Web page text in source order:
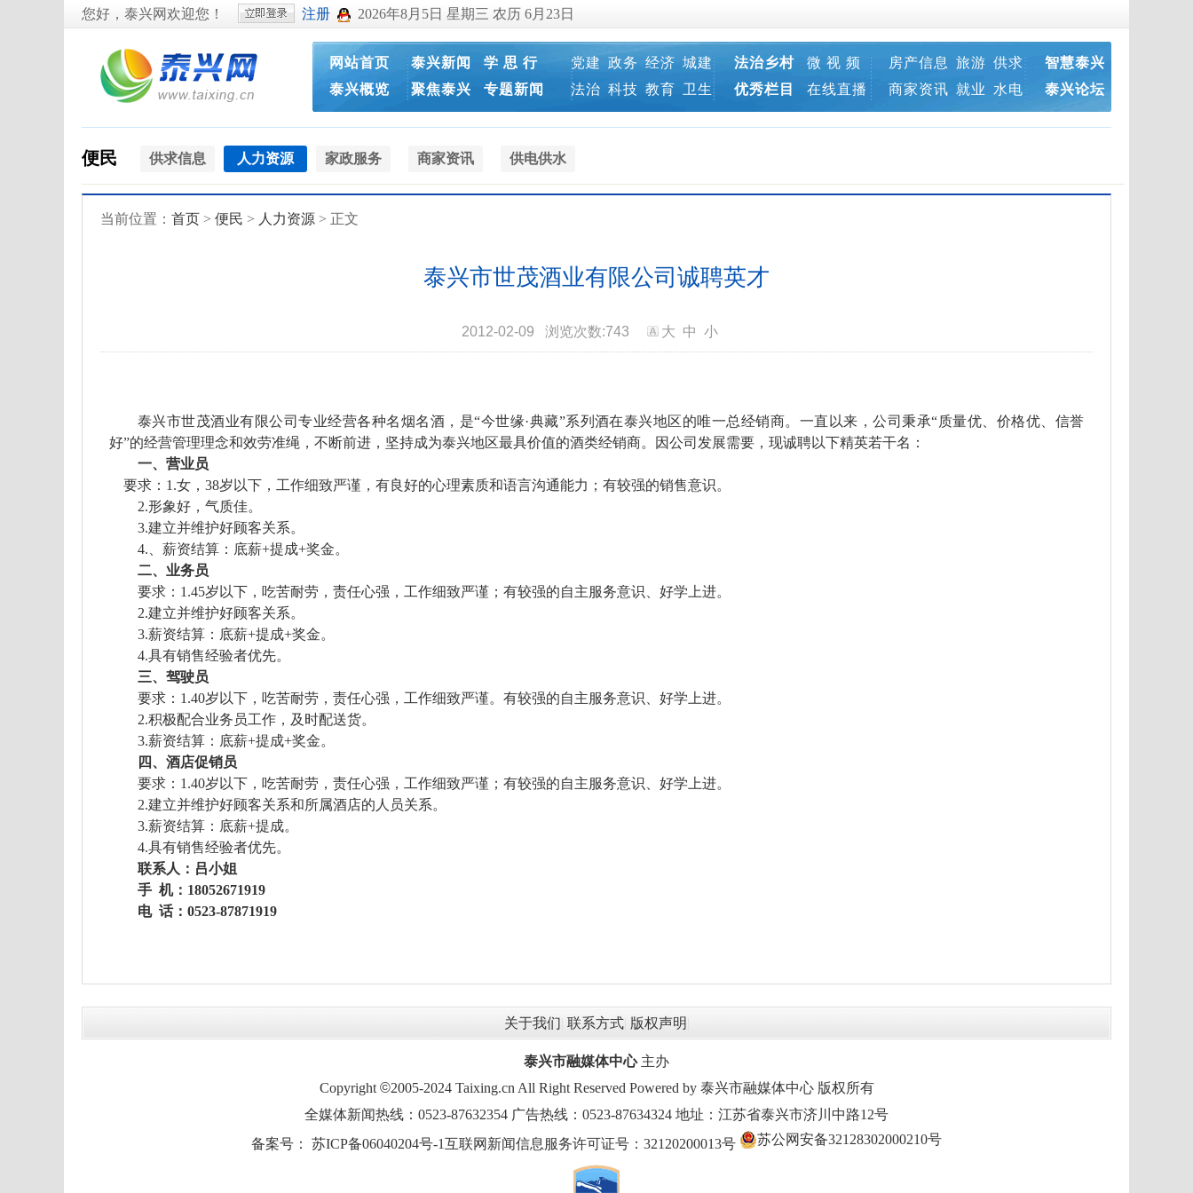
您好，泰兴网欢迎您！ 注册 2026年8月5日 星期三 农历 6月23日
网站首页
泰兴概览
泰兴新闻
学 思 行
聚焦泰兴
专题新闻
党建 政务 经济 城建
法治 科技 教育 卫生
法治乡村
微 视 频
优秀栏目
在线直播
房产信息 旅游 供求
商家资讯 就业 水电
智慧泰兴
泰兴论坛
便民 供求信息 人力资源 家政服务 商家资讯 供电供水
当前位置： 首页 > 便民 > 人力资源 > 正文
泰兴市世茂酒业有限公司诚聘英才
2012-02-09 浏览次数:743 大 中 小
泰兴市世茂酒业有限公司专业经营各种名烟名酒，是“今世缘·典藏”系列酒在泰兴地区的唯一总经销商。一直以来，公司秉承“质量优、价格优、信誉
好”的经营管理理念和效劳准绳，不断前进，坚持成为泰兴地区最具价值的酒类经销商。因公司发展需要，现诚聘以下精英若干名：
一、营业员
要求： 1.女， 38岁以下，工作细致严谨，有良好的心理素质和语言沟通能力；有较强的销售意识。
2.形象好，气质佳。
3.建立并维护好顾客关系。
4. 、薪资结算：底薪+提成+奖金。
二、业务员
要求： 1.45岁以下， 吃苦耐劳，责任心强，工作细致严谨；有较强的自主服务意识、好学上进。
2.建立并维护好顾客关系。
3.薪资结算：底薪+提成+奖金。
4.具有销售经验者优先。
三、驾驶员
要求： 1.40岁以下， 吃苦耐劳，责任心强，工作细致严谨。有较强的自主服务意识、好学上进。
2.积极配合业务员工作，及时配送货。
3.薪资结算：底薪+提成+奖金。
四、酒店促销员
要求： 1.40岁以下， 吃苦耐劳，责任心强，工作细致严谨；有较强的自主服务意识、好学上进。
2.建立并维护好顾客关系和所属酒店的人员关系。
3.薪资结算：底薪+提成。
4.具有销售经验者优先。
联系人： 吕小姐
手 机： 18052671919
电 话：0523-87871919
关于我们 联系方式| 版权声明
泰兴市融媒体中心主办
Copyright ©2005-2024 Taixing.cn All Right Reserved Powered by 泰兴市融媒体中心 版权所有
全媒体新闻热线：0523-87632354 广告热线：0523-87634324 地址：江苏省泰兴市济川中路12号
备案号： 苏ICP备06040204号-1互联网新闻信息服务许可证号：32120200013号 苏公网安备32128302000210号